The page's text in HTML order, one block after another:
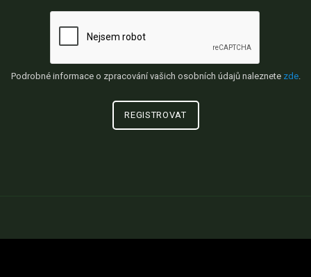
Podrobné informace o zpracování vašich osobních údajů naleznete zde.